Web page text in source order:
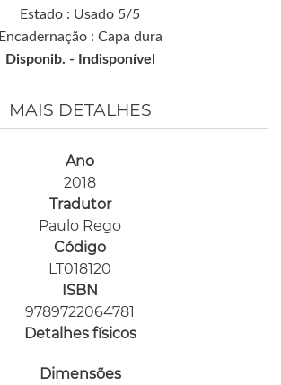
Estado : Usado 5/5
Encadernação : Capa dura
Disponib. -
Indisponível
MAIS DETALHES
Ano
2018
Tradutor
Paulo Rego
Código
LT018120
ISBN
9789722064781
Detalhes físicos
Dimensões